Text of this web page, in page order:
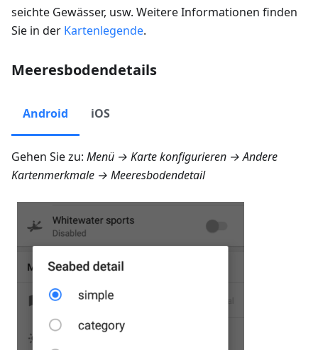
seichte Gewässer, usw. Weitere Informationen finden
Sie in der Kartenlegende.
Meeresbodendetails
Android iOS
Gehen Sie zu: Menü → Karte konfigurieren → Andere
Kartenmerkmale → Meeresbodendetail